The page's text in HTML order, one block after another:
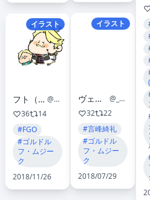
イラスト
フト（もんじゃ食べたい。）
@mochi2_huto
36
14
#FGO
#ゴルドル
フ・ムジー
ク
2018/11/26
イラスト
ヴェス/モナ王🦈
@_vesperu
32
22
#言峰綺礼
#ゴルドル
フ・ムジー
ク
2018/07/29